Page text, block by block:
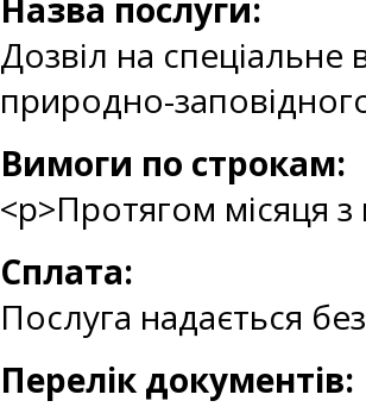
Назва послуги:
Дозвіл на спеціальне
природно-
Вимоги по строкам:
<p>Протягом місяця
Сплата:
Послуга надається
Перелік документів: